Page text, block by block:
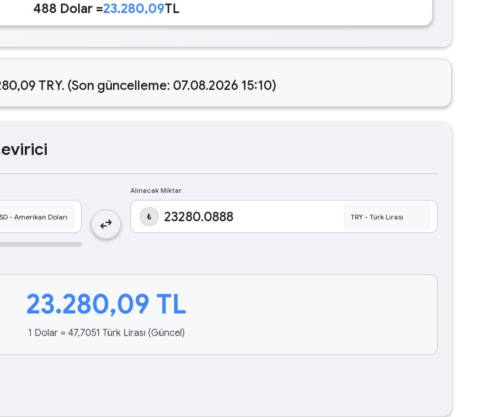
488 Dolar =23.280,09TL
TRY. (Son güncelleme: 07.08.2026 15:10)
swap_horiz
Alınacak Miktar
₺
23.280,09 TL
1 Dolar = 47,7051 Türk Lirası (Güncel)